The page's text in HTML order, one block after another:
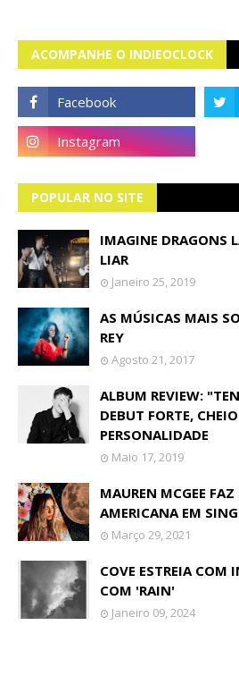
ACOMPANHE O INDIEOCLOCK
POPULAR NO SITE
IMAGINE DRAGONS
LIAR
Janeiro 25, 2019
AS MÚSICAS MAIS
REY
Agosto 21, 2017
ALBUM REVIEW:
DEBUT FORTE,
PERSONALIDADE
Maio 17, 2019
MAUREN MCGEE
AMERICANA EM
Março 29, 2021
COVE ESTREIA COM
COM 'RAIN'
Janeiro 09, 2024